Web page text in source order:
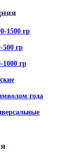
1500 гр
500 гр
гр
года